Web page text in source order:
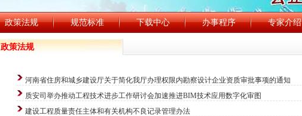
政策法规 规范标准 下载中心 办事程序 专家介绍
政策法规
河南省住房和城乡建设厅关于简化我厅办理权限内勘察设计企业资质审批事项的通知
质安司举办推动工程技术进步工作研讨会加速推进BIM技术应用数字化审图
建设工程质量责任主体和有关机构不良记录管理办法